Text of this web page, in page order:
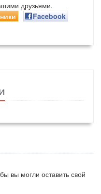
друзьями.
Facebook
вы могли оставить свой